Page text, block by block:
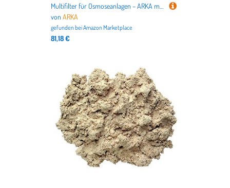
Multifilter für Osmoseanlagen – ARKA myAQUA Resinfilter 4 l – Nachfilter für 0 TDS Wasser – kompatibel mit myAQUA 1900 & 3800 – inkl. Kartusche, Adapter & Wandhalterung – ideal für Haushalt & Aquarium
vonARKA
gefunden beiAmazon Marketplace
81,18 €